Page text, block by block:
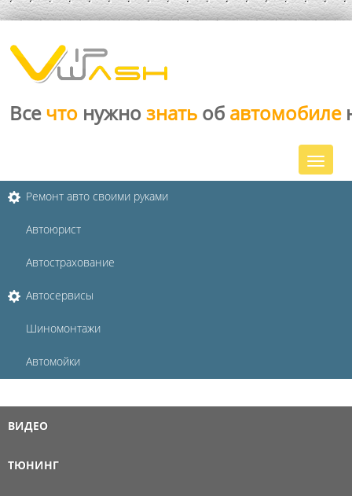
Все что нужно знать об автомобиле
Ремонт авто своими руками
Автоюрист
Автострахование
Автосервисы
Шиномонтажи
Автомойки
ВИДЕО
ТЮНИНГ